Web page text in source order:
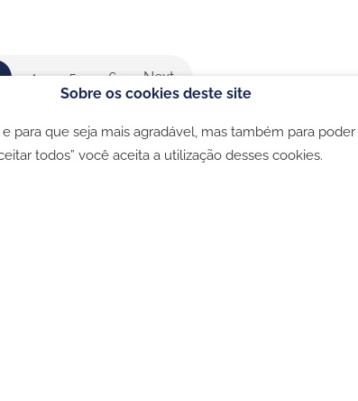
4 5 6 Next
Política de privacidade Livro de Reclamações
Sobre os cookies deste site
para que seja mais agradável, mas também para poder
todos” você aceita a utilização desses cookies.